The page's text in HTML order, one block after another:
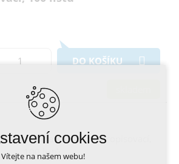
DO KOŠÍKU
cookies
Vítejte na našem webu!